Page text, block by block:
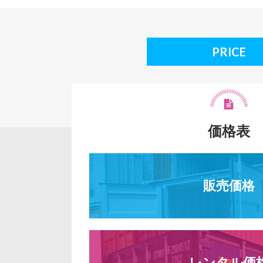
PRICE
価格表
販売価格